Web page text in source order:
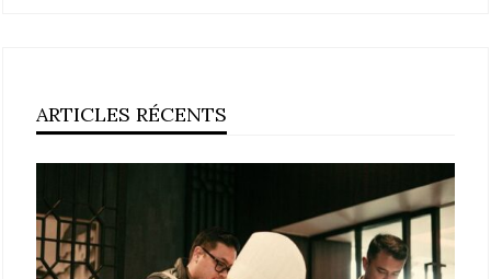
ARTICLES RÉCENTS